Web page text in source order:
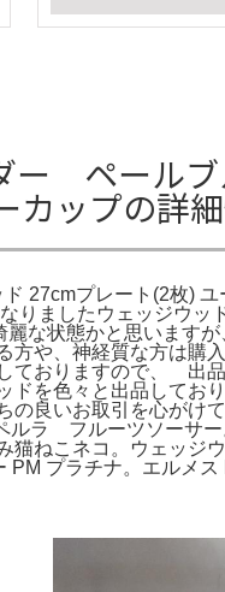
ペール
カップの詳
27cmプレート(2枚)
りましたウェッジウ
な状態かと思います
や、神経質な方は購
おりますので、 出
を色々と出品してお
良いお取引を心がけ
フルーツソーサ
ねこネコ。ウェッジ
プラチナ。エルメ